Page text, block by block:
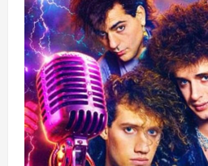
como
mejor
portera
del
mundo
en
The
Best